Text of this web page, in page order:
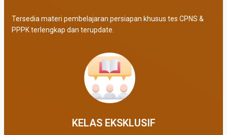
Tersedia materi pembelajaran persiapan khusus tes CPNS &
PPPK terlengkap dan terupdate.
KELAS EKSKLUSIF​